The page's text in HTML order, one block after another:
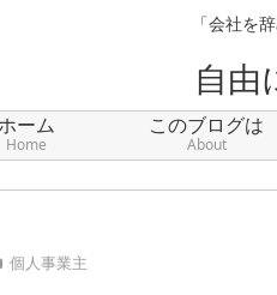
「会社を
自由
ホーム
Home
このブログは
About
個人事業主